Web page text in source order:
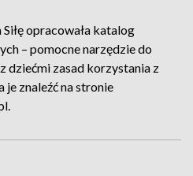
opracowała katalog
– pomocne narzędzie do
dziećmi zasad korzystania z
znaleźć na stronie